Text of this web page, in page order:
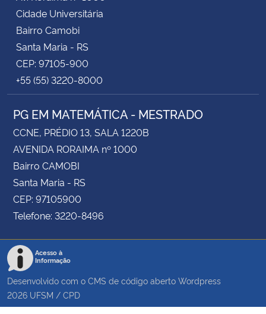
Cidade Universitária
Bairro Camobi
Santa Maria - RS
CEP: 97105-900
+55 (55) 3220-8000
PG EM MATEMÁTICA - MESTRADO
CCNE, PRÉDIO 13, SALA 1220B
AVENIDA RORAIMA nº 1000
Bairro CAMOBI
Santa Maria - RS
CEP: 97105900
Telefone: 3220-8496
Acesso à
Informação
Desenvolvido com o CMS de código aberto Wordpress
2026 UFSM / CPD